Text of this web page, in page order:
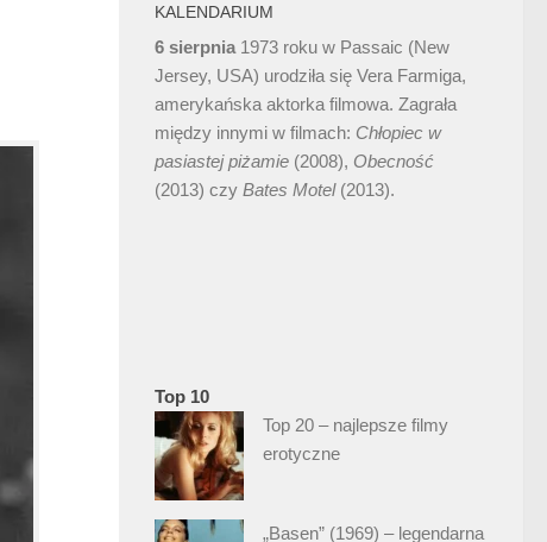
KALENDARIUM
6 sierpnia 1973 roku w Passaic (New
Jersey, USA) urodziła się Vera Farmiga,
amerykańska aktorka filmowa. Zagrała
między innymi w filmach: Chłopiec w
pasiastej piżamie (2008), Obecność
(2013) czy Bates Motel(2013).
Top 10
Top 20 – najlepsze filmy
erotyczne
„Basen” (1969) – legendarna